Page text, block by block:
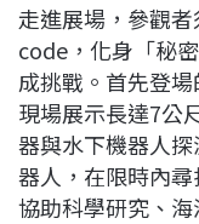
走進展場，參觀
code，化身「秘
成挑戰。首先登
現場展示長達7公
器與水下機器人
器人，在限時內
協助科學研究、海